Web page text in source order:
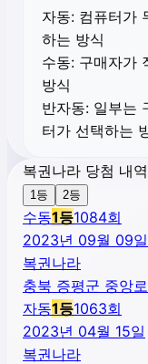
자동: 컴퓨터가
하는 방식
수동: 구매자가
방식
반자동: 일부는
터가 선택하는
복권나라 당첨 내역
1등 2등
수동1등1084회
2023년 09월 09일
복권나라
충북 증평군 중앙
자동1등1063회
2023년 04월 15일
복권나라